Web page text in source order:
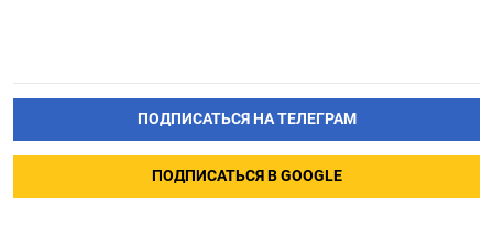
ПОДПИСАТЬСЯ НА ТЕЛЕГРАМ
ПОДПИСАТЬСЯ В GOOGLE